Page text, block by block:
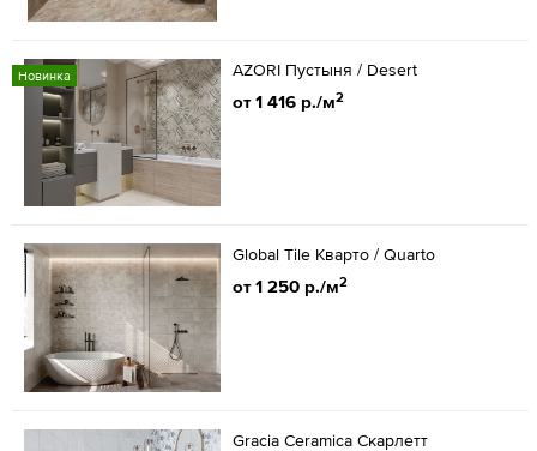
Новинка AZORI Пустыня / Desert
от 1 416 р./м2
Global Tile Кварто / Quarto
от 1 250 р./м2
Gracia Ceramica Скарлетт